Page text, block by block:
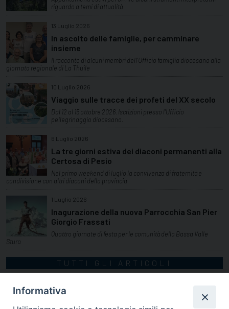
riguardo a temi di attualità
13 Luglio 2026
In ascolto delle famiglie, per camminare
insieme
Il racconto di alcuni membri dell'Ufficio famiglia diocesano alla
giornata regionale di La Thuile
10 Luglio 2026
Viaggio sulle tracce dei profeti del XX secolo
Dal 12 al 15 ottobre 2026. Iscrizioni presso l'Ufficio
pellegrinaggio diocesano.
6 Luglio 2026
La tre giorni estiva dei diaconi permanenti alla
Certosa di Pesio
Nel primo weekend di luglio la convivenza di fraternità e
condivisione con altri diaconi della provincia
1 Luglio 2026
Inagurazione della nuova Parrocchia San Pier
Giorgio Frassati
Quattro giornate di festa per le comunità della Bassa Valle
Stura
TUTTI GLI ARTICOLI
Informativa